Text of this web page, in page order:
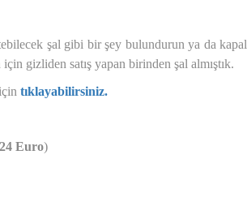
şal gibi bir şey bulundurun ya da
gizliden satış yapan birinden şal almıştık.
tıklayabilirsiniz.
24 Euro)